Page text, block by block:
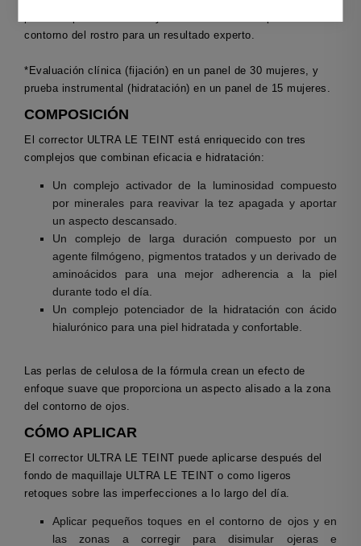
externos.
contorno del rostro para un resultado experto.
*Evaluación clínica (fijación) en un panel de 30 mujeres, y
prueba instrumental (hidratación) en un panel de 15 mujeres.
COMPOSICIÓN
El corrector ULTRA LE TEINT está enriquecido con tres
complejos que combinan eficacia e hidratación:
Un complejo activador de la luminosidad compuesto
por minerales para reavivar la tez apagada y aportar
un aspecto descansado.
Un complejo de larga duración compuesto por un
agente filmógeno, pigmentos tratados y un derivado de
aminoácidos para una mejor adherencia a la piel
durante todo el día.
Un complejo potenciador de la hidratación con ácido
hialurónico para una piel hidratada y confortable.
Las perlas de celulosa de la fórmula crean un efecto de
enfoque suave que proporciona un aspecto alisado a la zona
del contorno de ojos.
CÓMO APLICAR
El corrector ULTRA LE TEINT puede aplicarse después del
fondo de maquillaje ULTRA LE TEINT o como ligeros
retoques sobre las imperfecciones a lo largo del día.
Aplicar pequeños toques en el contorno de ojos y en
las zonas a corregir para disimular ojeras e